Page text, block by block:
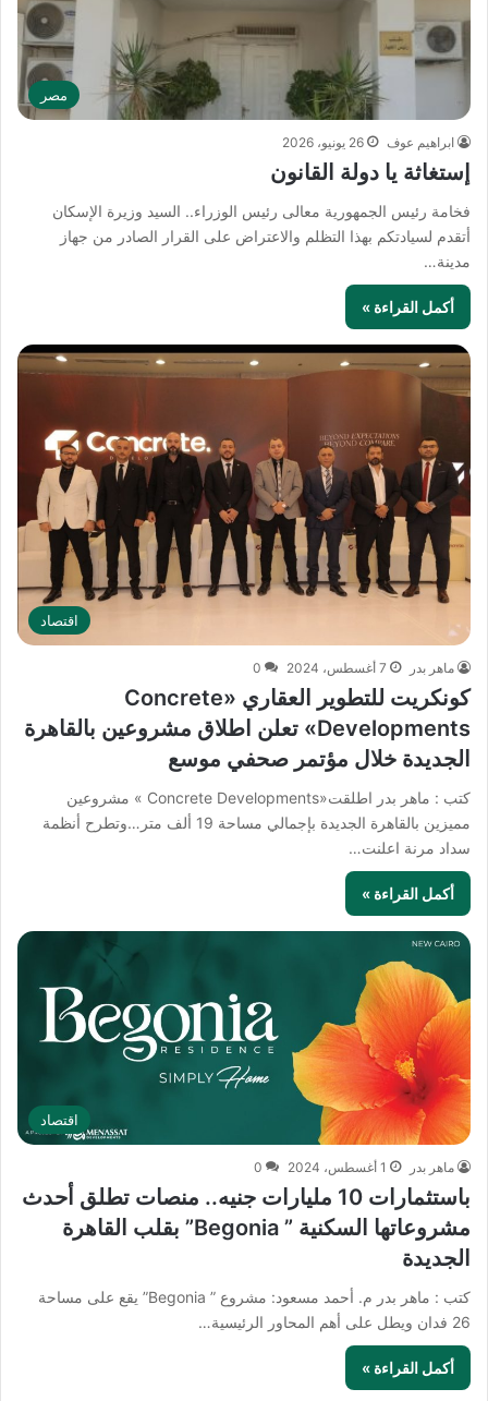
مصر
ابراهيم عوف 26 يونيو، 2026
إستغاثة يا دولة القانون
فخامة رئيس الجمهورية معالى رئيس الوزراء.. السيد وزيرة الإسكان
أتقدم لسيادتكم بهذا التظلم والاعتراض على القرار الصادر من جهاز
مدينة…
أكمل القراءة »
اقتصاد
ماهر بدر 7 أغسطس، 2024 0
كونكريت للتطوير العقاري «Concrete
Developments» تعلن اطلاق مشروعين بالقاهرة
الجديدة خلال مؤتمر صحفي موسع
كتب : ماهر بدر اطلقت«Concrete Developments » مشروعين
مميزين بالقاهرة الجديدة بإجمالي مساحة 19 ألف متر…وتطرح أنظمة
سداد مرنة اعلنت…
أكمل القراءة »
اقتصاد
ماهر بدر 1 أغسطس، 2024 0
باستثمارات 10 مليارات جنيه.. منصات تطلق أحدث
مشروعاتها السكنية ” Begonia” بقلب القاهرة
الجديدة
كتب : ماهر بدر م. أحمد مسعود: مشروع ” Begonia” يقع على مساحة
26 فدان ويطل على أهم المحاور الرئيسية…
أكمل القراءة »